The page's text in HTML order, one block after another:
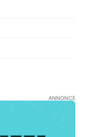
ANNONCE